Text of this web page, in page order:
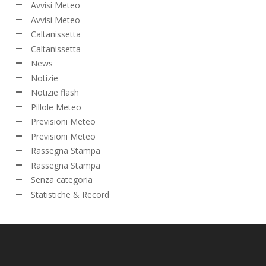
Avvisi Meteo
Avvisi Meteo
Caltanissetta
Caltanissetta
News
Notizie
Notizie flash
Pillole Meteo
Previsioni Meteo
Previsioni Meteo
Rassegna Stampa
Rassegna Stampa
Senza categoria
Statistiche & Record